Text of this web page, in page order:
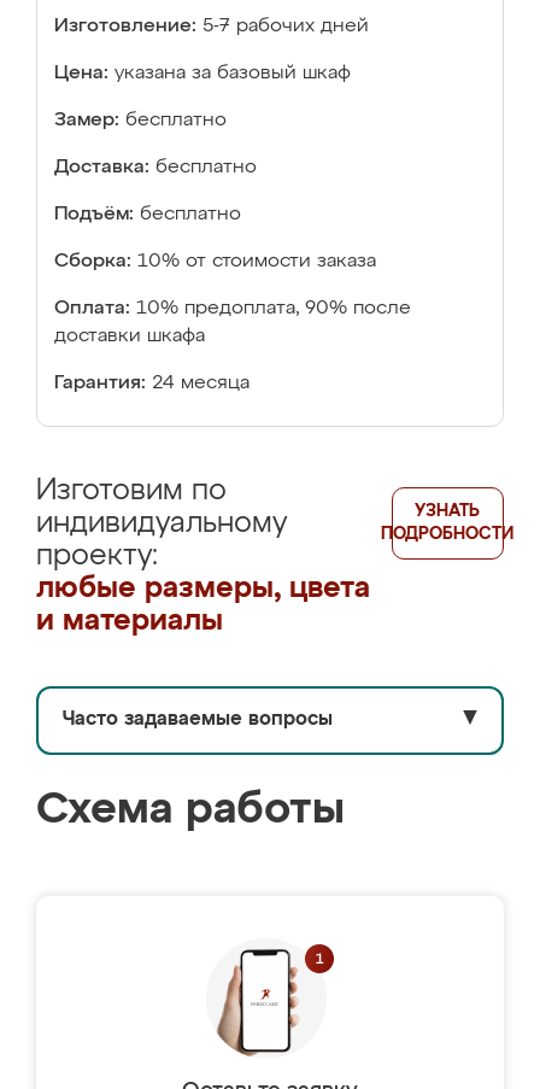
Изготовление: 5-7 рабочих дней
Цена: указана за базовый шкаф
Замер: бесплатно
Доставка: бесплатно
Подъём: бесплатно
Сборка: 10% от стоимости заказа
Оплата: 10% предоплата, 90% после
доставки шкафа
Гарантия: 24 месяца
Изготовим по
индивидуальному
проекту:
любые размеры, цвета
и материалы
УЗНАТЬ
ПОДРОБНОСТИ
Часто задаваемые вопросы ▼
Схема работы